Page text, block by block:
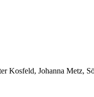
Kosfeld, Johanna Metz,